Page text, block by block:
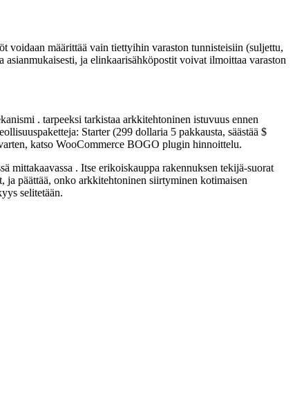
voidaan määrittää vain tiettyihin varaston tunnisteisiin (suljettu,
ja elinkaarisähköpostit voivat ilmoittaa varaston
. tarpeeksi tarkistaa arkkitehtoninen istuvuus ennen
Starter (299 dollaria 5 pakkausta, säästää $
katso WooCommerce BOGO plugin hinnoittelu.
. Itse erikoiskauppa rakennuksen tekijä-suorat
ja päättää, onko arkkitehtoninen siirtyminen kotimaisen
selitetään.